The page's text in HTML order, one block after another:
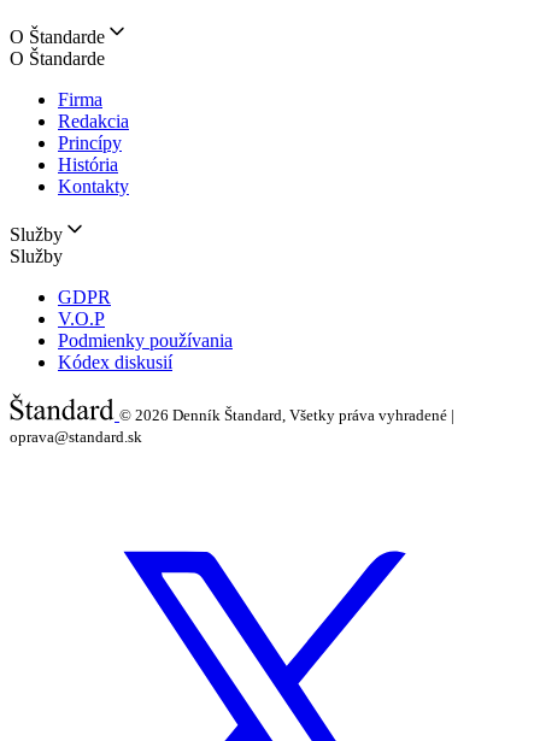
O Štandarde
O Štandarde
Firma
Redakcia
Princípy
História
Kontakty
Služby
Služby
GDPR
V.O.P
Podmienky používania
Kódex diskusií
© 2026 Denník Štandard, Všetky práva vyhradené |
oprava@standard.sk